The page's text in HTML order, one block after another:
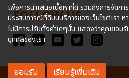
FOLLOW US
เพื่อการนำเสนอเนื้อหาที่ดี รวมถึงการจัดก
ประสบการณ์ที่ดีบนบริการของเว็บไซต์เรา ห
ไม่มีการปรับตั้งค่าใดๆนั้น แสดงว่าคุณยอมรั
บุคคลของเรา
ยอมรับ เรียนรู้เพิ่มเติม